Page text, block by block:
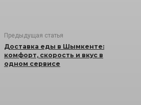
Предыдущая статья
Доставка еды в Шымкенте:
комфорт, скорость и вкус в
одном сервисе